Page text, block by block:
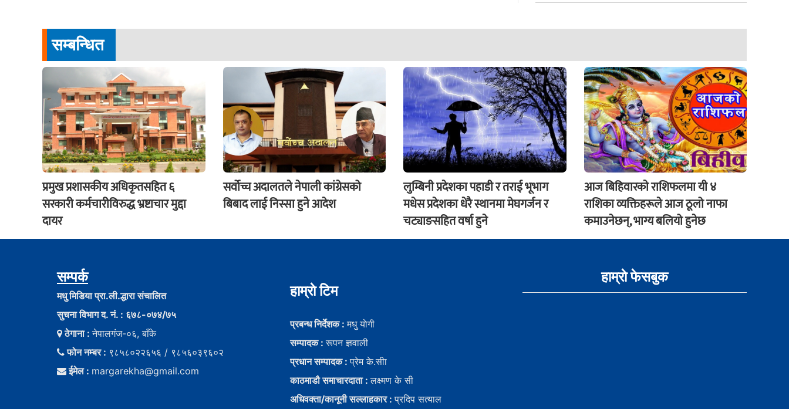
सम्बन्धित
प्रमुख प्रशासकीय अधिकृतसहित ६
सरकारी कर्मचारीविरुद्ध भ्रष्टाचार मुद्दा
दायर
सर्वोच्च अदालतले नेपाली कांग्रेसको
बिबाद लाई निस्सा हुने आदेश
लुम्बिनी प्रदेशका पहाडी र तराई भूभाग
मधेस प्रदेशका धेरै स्थानमा मेघगर्जन र
चट्याङसहित वर्षा हुने
आज बिहिवारकाे राशिफलमा यी ४
राशिका व्यक्तिहरूले आज ठूलो नाफा
कमाउनेछन्, भाग्य बलियो हुनेछ
सम्पर्क
मधु मिडिया प्रा.ली.द्धारा संचालित
सुचना विभाग द. नं. : ६७८-०७४/७५
ठेगाना :नेपालगंज-०६, बाँके
फोन नम्बर : ९८५८०२२६५६ / ९८५६०३९६०२
ईमेल : margarekha@gmail.com
हाम्राे टिम
प्रबन्ध निर्देशक :मधु याेगी
सम्पादक :रूपन ज्ञवाली
प्रधान सम्पादक :प्रेम के.सीा
काठमाडौ समाचारदाता :लक्ष्मण के सी
अधिवक्ता/कानूनी सल्लाहकार :प्रदिप सत्याल
हाम्राे फेसबुक